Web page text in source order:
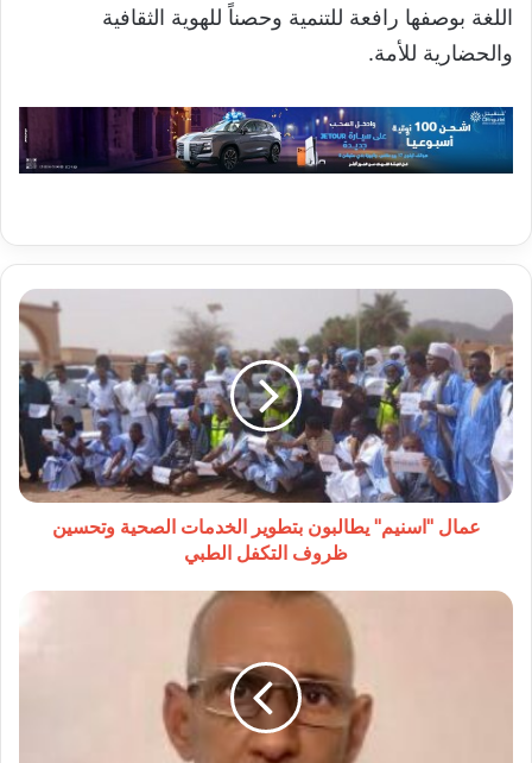
اللغة بوصفها رافعة للتنمية وحصناً للهوية الثقافية
والحضارية للأمة.
عمال
"اسنيم"
يطالبون
بتطوير
الخدمات
الصحية
وتحسين
ظروف
التكفل
الطبيعمال "اسنيم" يطالبون بتطوير الخدمات الصحية وتحسين
ظروف التكفل الطبي
حين